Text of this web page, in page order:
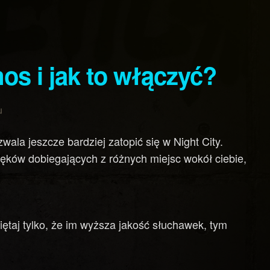
i jak to włączyć?
jeszcze bardziej zatopić się w Night City.
dobiegających z różnych miejsc wokół ciebie,
tylko, że im wyższa jakość słuchawek, tym